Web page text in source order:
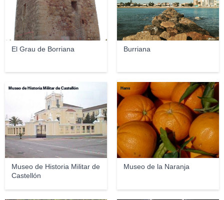
El Grau de Borriana Burriana
Museo de Historia Militar de
Castellón
Museo de Historia Militar de Castellón
Museo de la Naranja
Hans